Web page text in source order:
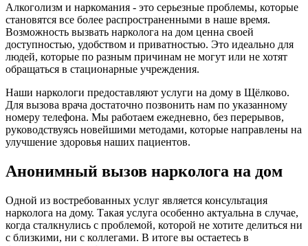
Алкоголизм и наркомания - это серьезные проблемы, которые
становятся все более распространенными в наше время.
Возможность вызвать нарколога на дом ценна своей
доступностью, удобством и приватностью. Это идеально для
людей, которые по разным причинам не могут или не хотят
обращаться в стационарные учреждения.
Наши наркологи предоставляют услуги на дому в Щёлково.
Для вызова врача достаточно позвонить нам по указанному
номеру телефона. Мы работаем ежедневно, без перерывов,
руководствуясь новейшими методами, которые направлены на
улучшение здоровья наших пациентов.
Анонимный вызов нарколога на дом
Одной из востребованных услуг является консультация
нарколога на дому. Такая услуга особенно актуальна в случае,
когда сталкнулись с проблемой, которой не хотите делиться ни
с близкими, ни с коллегами. В итоге вы остаетесь в